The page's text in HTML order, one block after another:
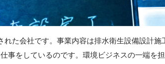
れた会社です。事業内容は排水衛生設備設計
事をしているのです。環境ビジネスの一端を